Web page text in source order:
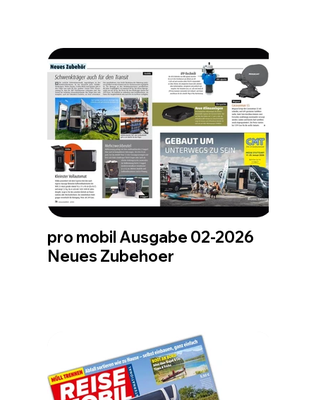
pro mobil Ausgabe 02-2026
Neues Zubehoer